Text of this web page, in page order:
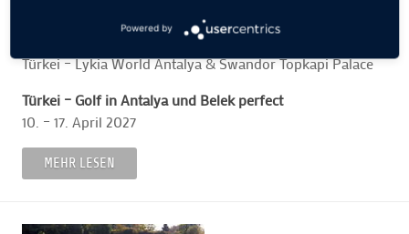
Türkei – Lykia World Antalya & Swandor Topkapi Palace
Türkei – Golf in Antalya und Belek perfect
10. – 17. April 2027
MEHR LESEN
Powered by